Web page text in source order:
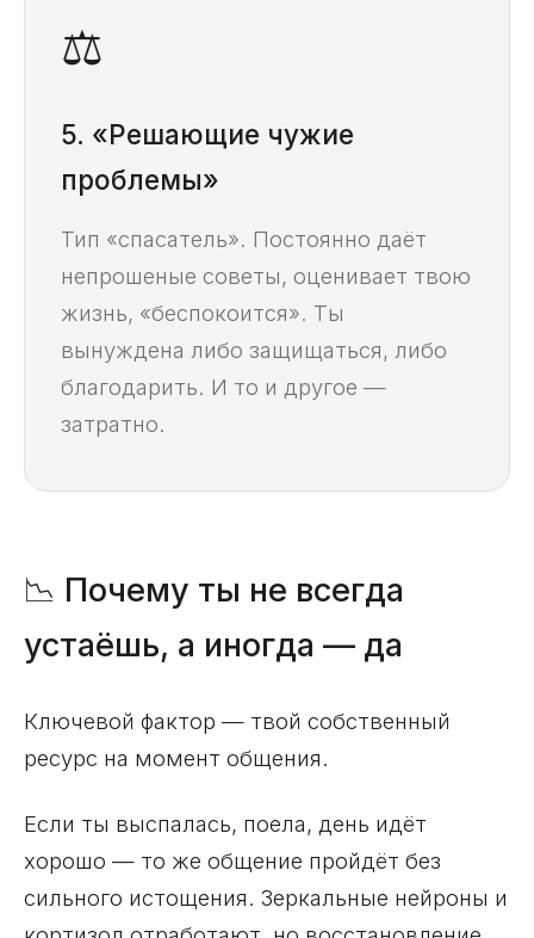
⚖️
5. «Решающие чужие
проблемы»
Тип «спасатель». Постоянно даёт
непрошеные советы, оценивает твою
жизнь, «беспокоится». Ты
вынуждена либо защищаться, либо
благодарить. И то и другое —
затратно.
📉 Почему ты не всегда
устаёшь, а иногда — да
Ключевой фактор — твой собственный
ресурс на момент общения.
Если ты выспалась, поела, день идёт
хорошо — то же общение пройдёт без
сильного истощения. Зеркальные нейроны и